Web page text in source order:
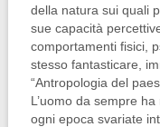
della natura sui quali
sue capacità
comportamenti fisici,
stesso fantasticare,
“Antropologia del
L’uomo da sempre
ogni epoca svariate